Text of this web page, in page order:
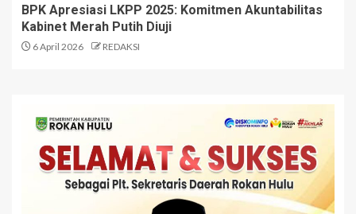
BPK Apresiasi LKPP 2025: Komitmen Akuntabilitas
Kabinet Merah Putih Diuji
6 April 2026 REDAKSI